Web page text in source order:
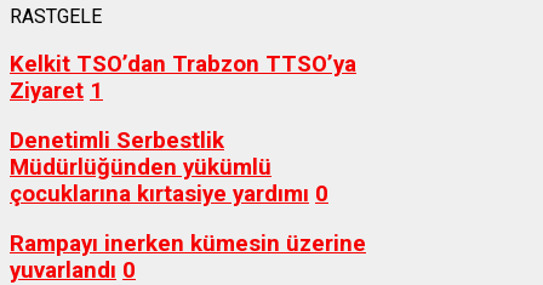
RASTGELE
Kelkit TSO’dan Trabzon TTSO’ya
Ziyaret 1
Denetimli Serbestlik
Müdürlüğünden yükümlü
çocuklarına kırtasiye yardımı 0
Rampayı inerken kümesin üzerine
yuvarlandı 0